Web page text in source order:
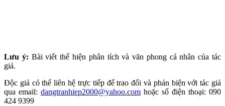
Lưu ý: Bài viết thể hiện phân tích và văn phong cá nhân của tác
giả.
Độc giả có thể liên hệ trực tiếp để trao đổi và phản biện với tác giả
qua email: dangtranhiep2000@yahoo.com hoặc số điện thoại: 090
424 9399